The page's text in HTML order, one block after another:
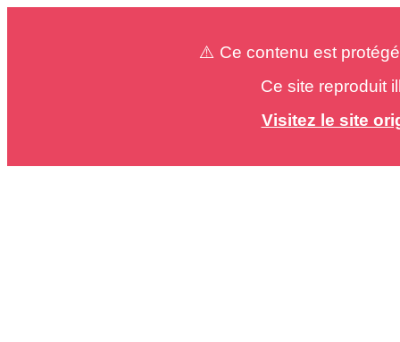
⚠️ Ce contenu est
Ce site reproduit
Visitez le site